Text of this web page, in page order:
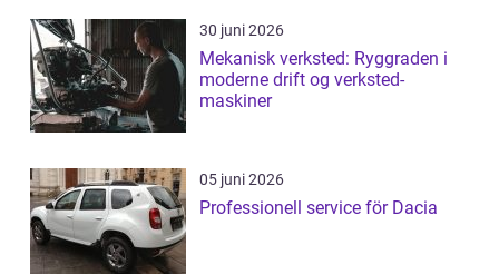
30 juni 2026
Mekanisk verksted: Ryggraden i
moderne drift og verksted-
maskiner
05 juni 2026
Professionell service för Dacia